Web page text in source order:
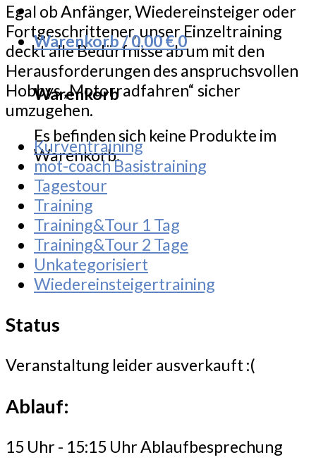
Warenkorb /0,00€0
Warenkorb
Es befinden sich keine Produkte im
Warenkorb.
Egal ob Anfänger, Wiedereinsteiger oder
Fortgeschrittener, unser Einzeltraining
deckt alle Bedürfnisse ab um mit den
Herausforderungen des anspruchsvollen
Hobbys „Motorradfahren“ sicher
umzugehen.
Kurventraining
mot-coach Basistraining
Tagestour
Training
Training&Tour 1 Tag
Training&Tour 2 Tage
Unkategorisiert
Wiedereinsteigertraining
Status
Veranstaltung leider ausverkauft :(
Ablauf:
15 Uhr - 15:15 Uhr Ablaufbesprechung